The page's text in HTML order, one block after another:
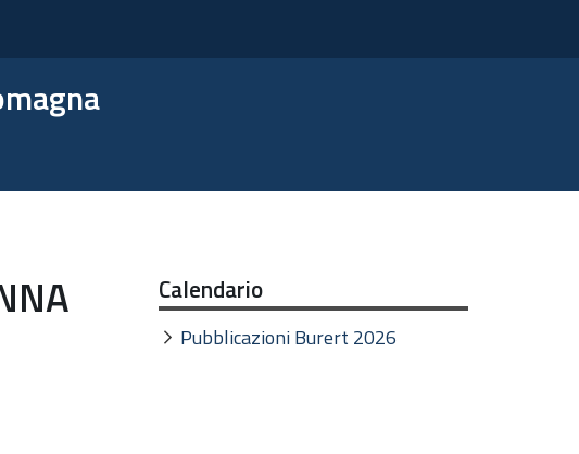
Calendario
Pubblicazioni Burert 2026